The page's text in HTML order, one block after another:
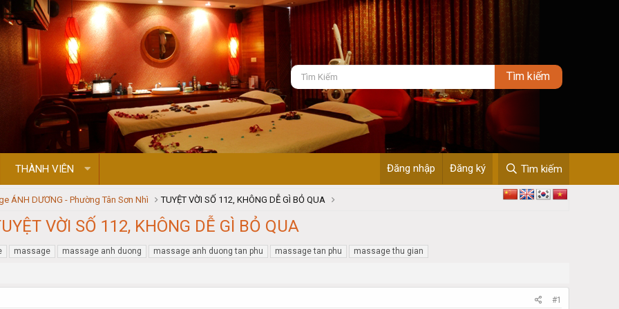
THÀNH VIÊN Đăng nhập Đăng ký Tìm kiếm
ÁNH DƯƠNG - Phường Tân Sơn Nhì TUYỆT VỜI SỐ 112, KHÔNG DỄ GÌ BỎ QUA
VỜI SỐ 112, KHÔNG DỄ GÌ BỎ QUA
massage massage anh duong massage anh duong tan phu massage tan phu massage thu gian
#1